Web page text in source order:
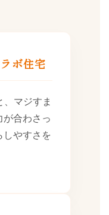
ボ住宅
マジすま
合わさっ
やすさを